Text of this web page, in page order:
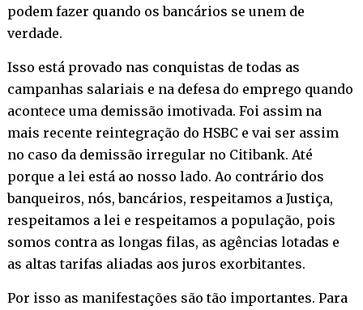
podem fazer quando os bancários se unem de
verdade.
Isso está provado nas conquistas de todas as
campanhas salariais e na defesa do emprego quando
acontece uma demissão imotivada. Foi assim na
mais recente reintegração do HSBC e vai ser assim
no caso da demissão irregular no Citibank. Até
porque a lei está ao nosso lado. Ao contrário dos
banqueiros, nós, bancários, respeitamos a Justiça,
respeitamos a lei e respeitamos a população, pois
somos contra as longas filas, as agências lotadas e
as altas tarifas aliadas aos juros exorbitantes.
Por isso as manifestações são tão importantes. Para